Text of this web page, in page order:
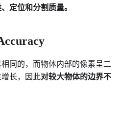
定位和分割质量。
同的，而物体内部的像素呈二
长，因此对较大物体的边界不